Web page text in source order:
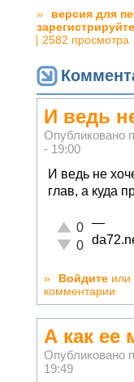
»
версия для
2582 просмотра
И ведь
Опубликовано
- 19:00
И ведь не
глав, а куда
Отлично!
0
Неадекватно!
0
—
» Войдите или
комментарии
А как ее
Опубликовано
19:49